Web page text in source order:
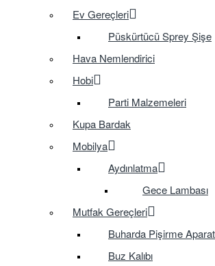
Ev Gereçleri
Püskürtücü Sprey Şişe
Hava Nemlendirici
Hobi
Parti Malzemeleri
Kupa Bardak
Mobilya
Aydınlatma
Gece Lambası
Mutfak Gereçleri
Buharda Pişirme
Buz Kalıbı